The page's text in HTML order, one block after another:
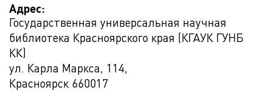
Адрес:
Государственная универсальная научная
библиотека Красноярского края (КГАУК ГУНБ
КК)
ул. Карла Маркса, 114,
Красноярск 660017